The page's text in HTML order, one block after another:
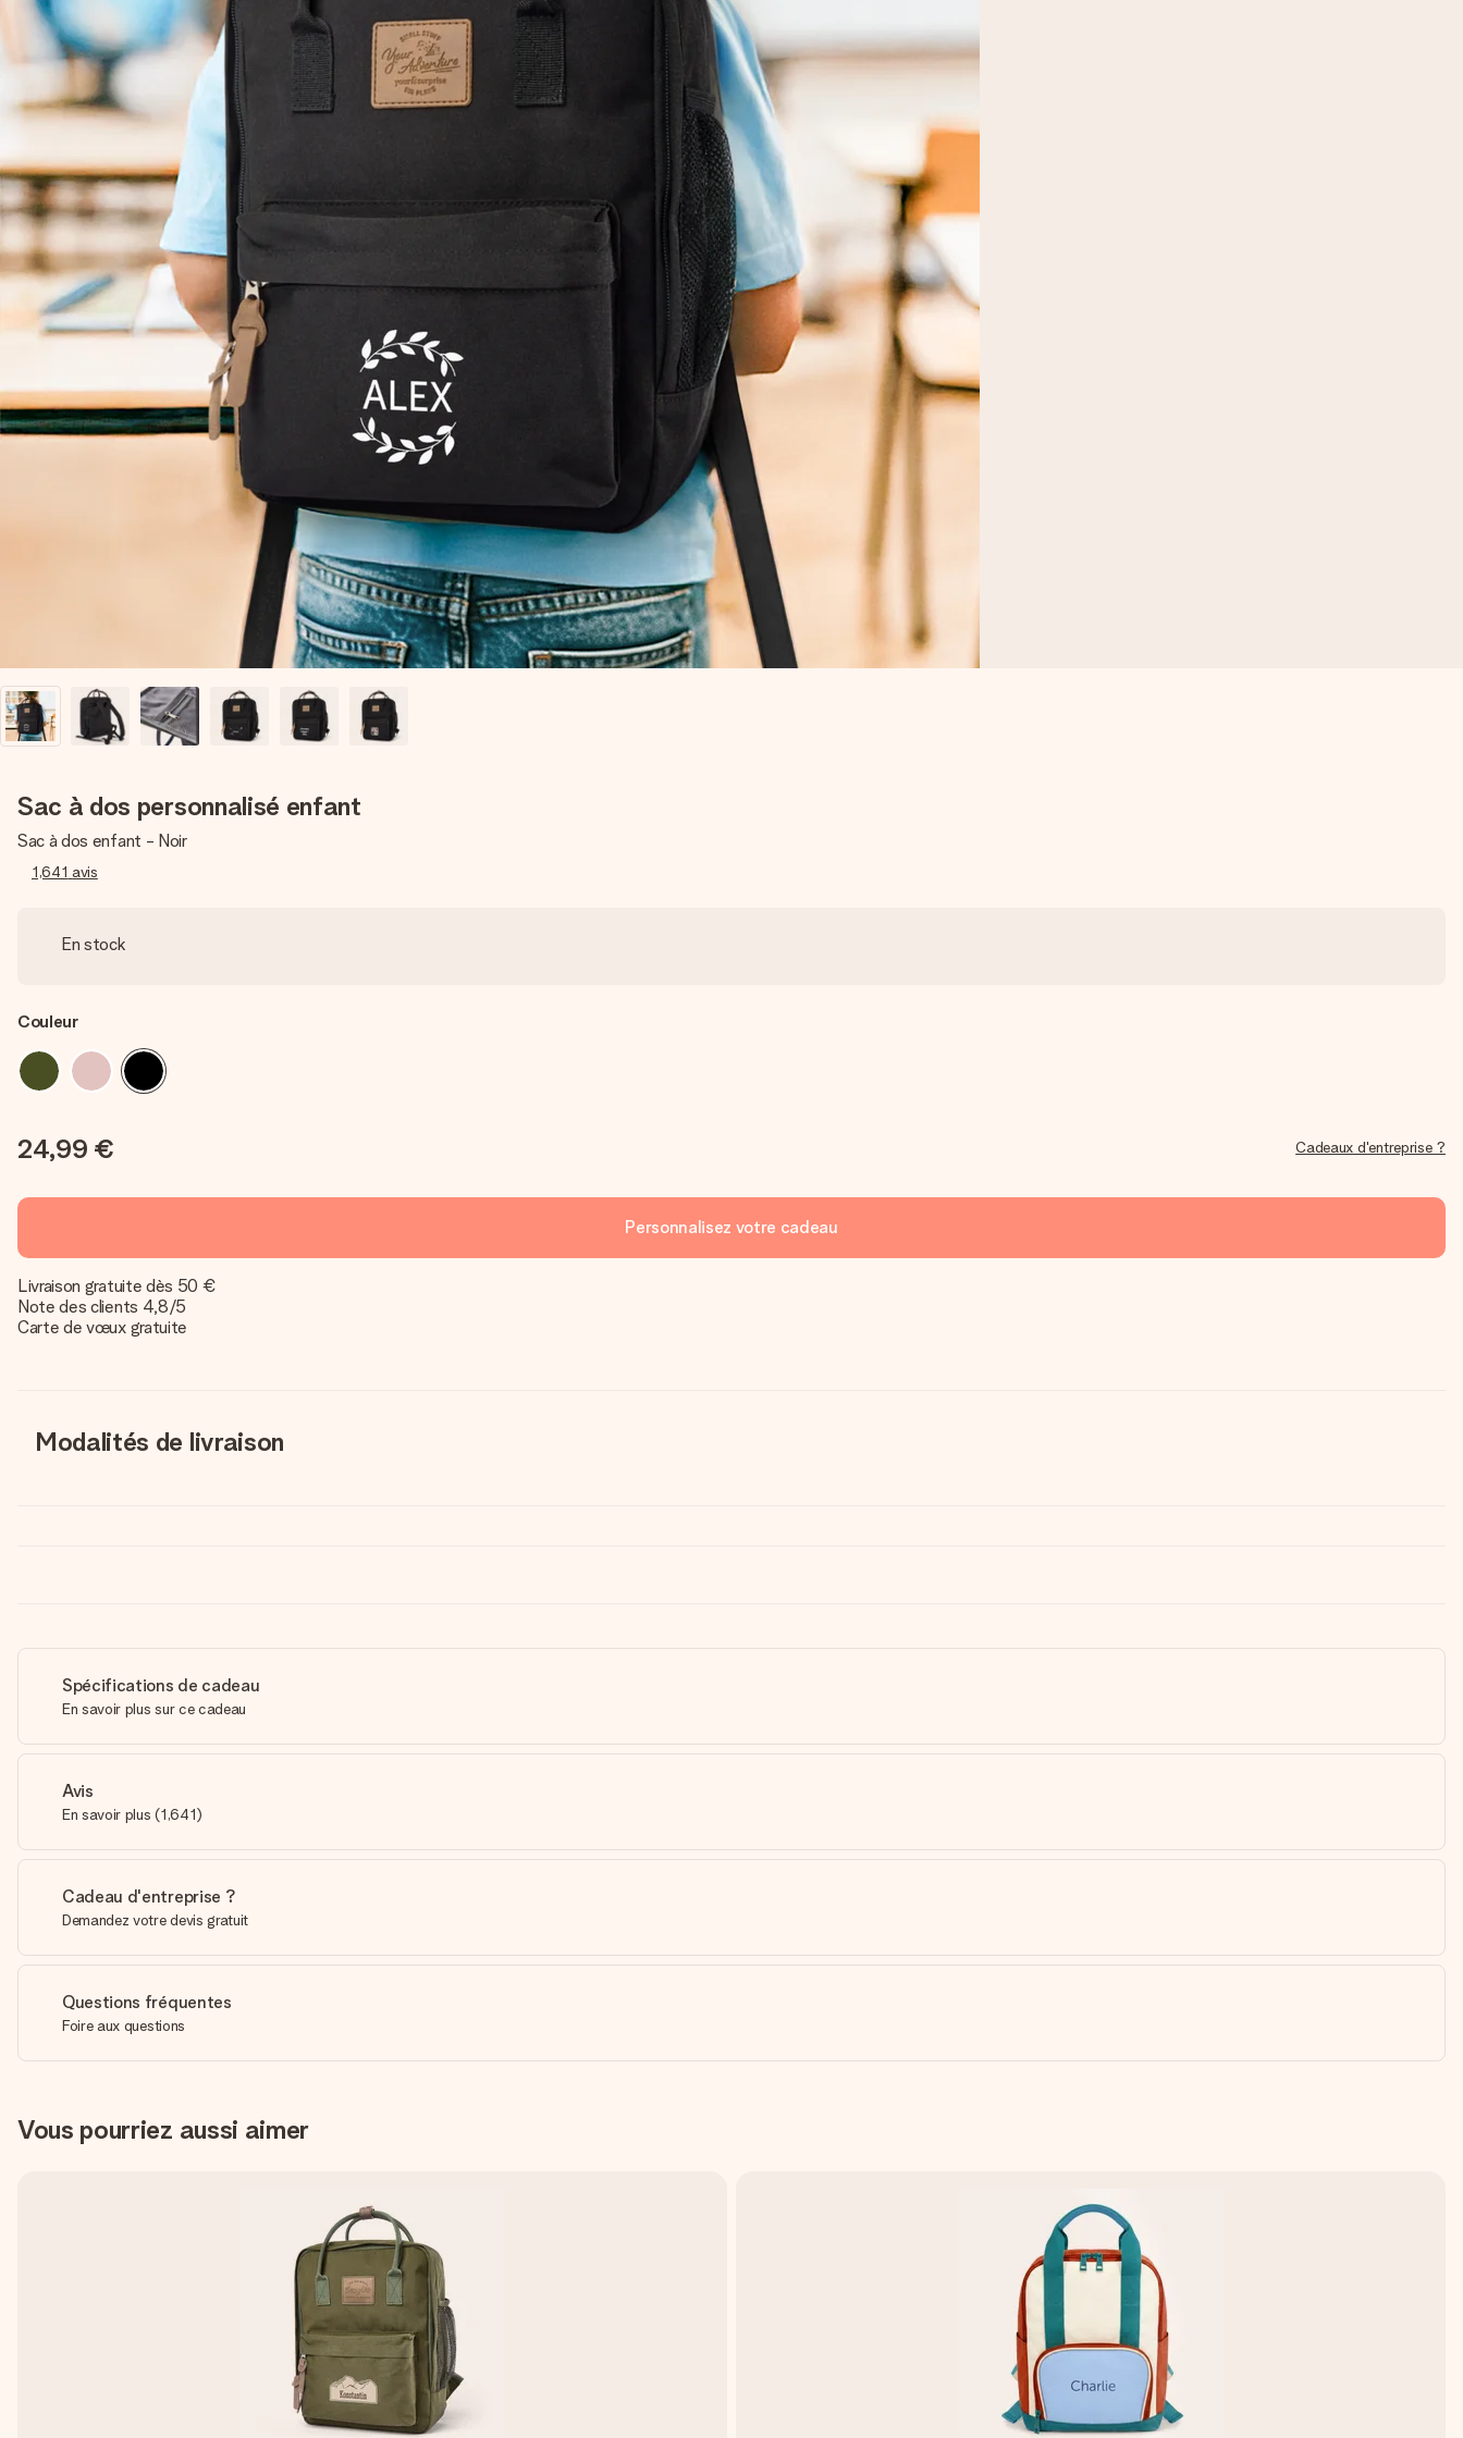
Sac à dos personnalisé enfant
Sac à dos enfant - Noir
1,641 avis
En stock
Couleur
24,99 € Cadeaux d'entreprise ?
Personnalisez votre cadeau
Livraison gratuite dès 50 €
Note des clients 4,8/5
Carte de vœux gratuite
Modalités de livraison
Spécifications de cadeau
En savoir plus sur ce cadeau
Avis
En savoir plus (1,641)
Cadeau d'entreprise ?
Demandez votre devis gratuit
Questions fréquentes
Foire aux questions
Vous pourriez aussi aimer